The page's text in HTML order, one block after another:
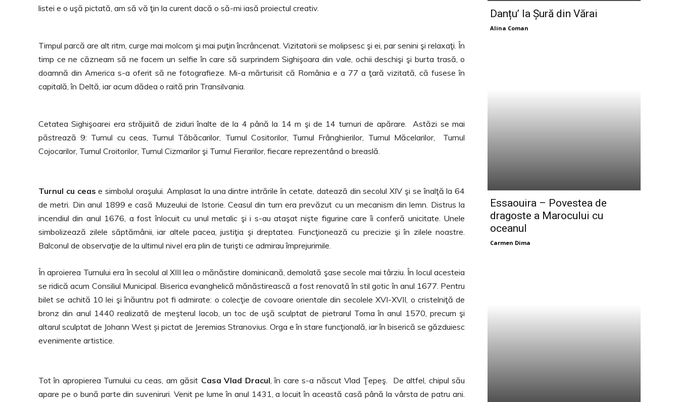
listei e o uşă pictată, am să vă ţin la curent dacă o să-mi iasă proiectul creativ.
Timpul parcă are alt ritm, curge mai molcom şi mai puţin încrâncenat. Vizitatorii se molipsesc şi ei, par senini şi relaxaţi. În
timp ce ne căzneam să ne facem un selfie în care să surprindem Sighişoara din vale, ochii deschişi şi burta trasă, o
doamnă din America s-a oferit să ne fotografieze. Mi-a mărturisit că România e a 77 a ţară vizitată, că fusese în
capitală, în Deltă, iar acum dădea o raită prin Transilvania.
Cetatea Sighişoarei era străjuiită de ziduri înalte de la 4 până la 14 m şi de 14 turnuri de apărare. Astăzi se mai
păstrează 9: Turnul cu ceas, Turnul Tăbăcarilor, Turnul Cositorilor, Turnul Frânghierilor, Turnul Măcelarilor, Turnul
Cojocarilor, Turnul Croitorilor, Turnul Cizmarilor şi Turnul Fierarilor, fiecare reprezentând o breaslă.
Turnul cu ceas e simbolul oraşului. Amplasat la una dintre intrările în cetate, datează din secolul XIV şi se înalţă la 64
de metri. Din anul 1899 e casă Muzeului de Istorie. Ceasul din turn era prevăzut cu un mecanism din lemn. Distrus la
incendiul din anul 1676, a fost înlocuit cu unul metalic şi i s-au ataşat nişte figurine care îi conferă unicitate. Unele
simbolizează zilele săptămânii, iar altele pacea, justiţia şi dreptatea. Funcţionează cu precizie şi în zilele noastre.
Balconul de observaţie de la ultimul nivel era plin de turişti ce admirau împrejurimile.
În aproierea Turnului era în secolul al XIII lea o mănăstire dominicană, demolată şase secole mai târziu. În locul acesteia
se ridică acum Consiliul Municipal. Biserica evanghelică mănăstirească a fost renovată în stil gotic în anul 1677. Pentru
bilet se achită 10 lei şi înăuntru pot fi admirate: o colecţie de covoare orientale din secolele XVI-XVII, o cristelniţă de
bronz din anul 1440 realizată de meşterul Iacob, un toc de uşă sculptat de pietrarul Toma în anul 1570, precum şi
altarul sculptat de Johann West și pictat de Jeremias Stranovius. Orga e în stare funcţională, iar în biserică se găzduiesc
evenimente artistice.
Tot în apropierea Turnului cu ceas, am găsit Casa Vlad Dracul, în care s-a născut Vlad Ţepeş. De altfel, chipul său
apare pe o bună parte din suveniruri. Venit pe lume în anul 1431, a locuit în această casă până la vârsta de patru ani.
Danțu’ la Șură din Vărai
Alina Coman
Essaouira – Povestea de
dragoste a Marocului cu
oceanul
Carmen Dima